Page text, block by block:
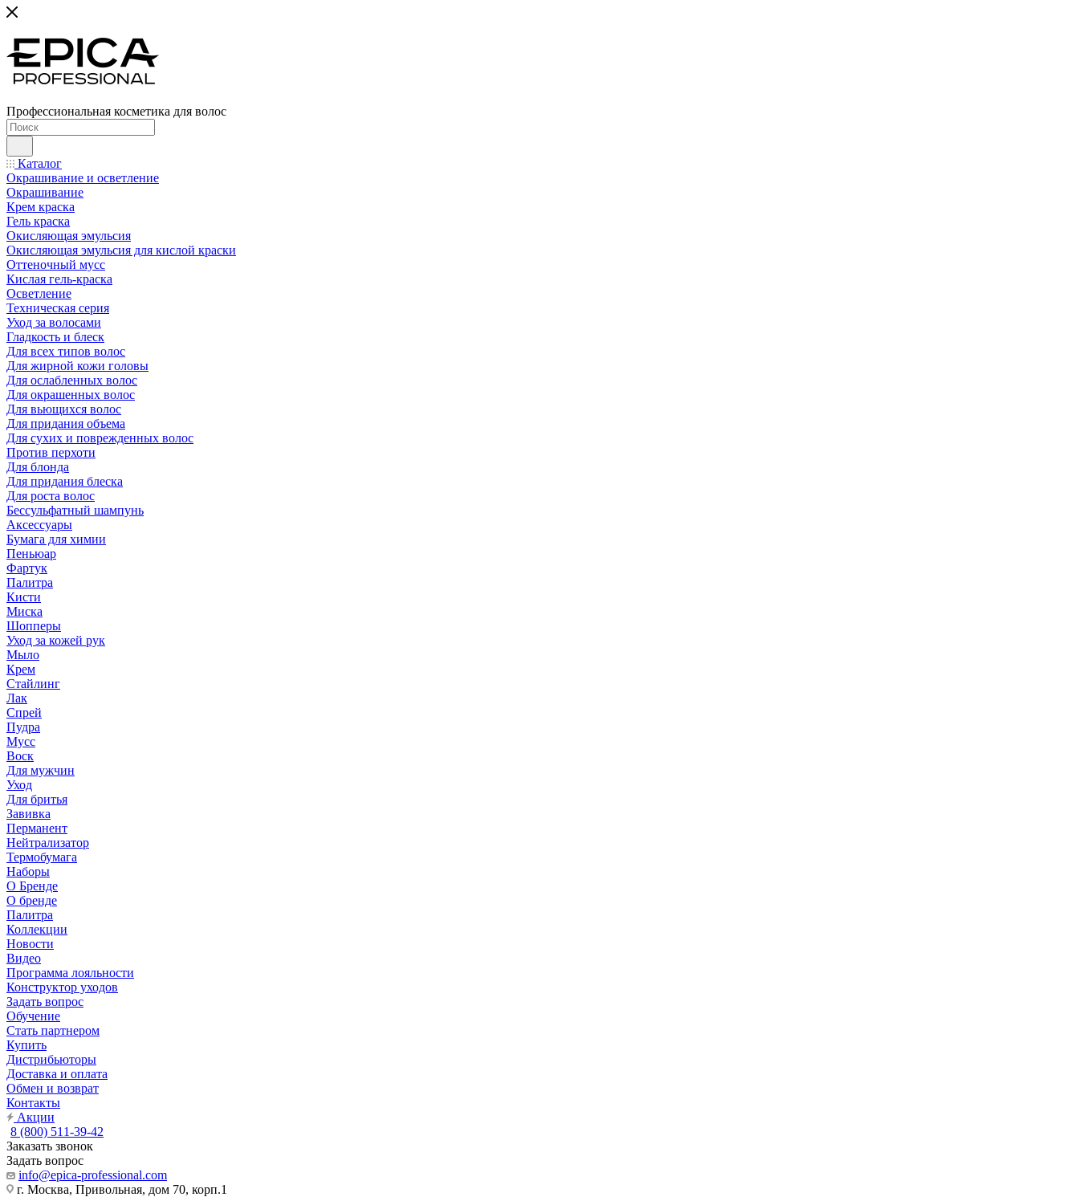
Профессиональная косметика для волос
Каталог
Окрашивание и осветление
Окрашивание
Крем краска
Гель краска
Окисляющая эмульсия
Окисляющая эмульсия для кислой краски
Оттеночный мусс
Кислая гель-краска
Осветление
Техническая серия
Уход за волосами
Гладкость и блеск
Для всех типов волос
Для жирной кожи головы
Для ослабленных волос
Для окрашенных волос
Для вьющихся волос
Для придания объема
Для сухих и поврежденных волос
Против перхоти
Для блонда
Для придания блеска
Для роста волос
Бессульфатный шампунь
Аксессуары
Бумага для химии
Пеньюар
Фартук
Палитра
Кисти
Миска
Шопперы
Уход за кожей рук
Мыло
Крем
Стайлинг
Лак
Спрей
Пудра
Мусс
Воск
Для мужчин
Уход
Для бритья
Завивка
Перманент
Нейтрализатор
Термобумага
Наборы
О Бренде
О бренде
Палитра
Коллекции
Новости
Видео
Программа лояльности
Конструктор уходов
Задать вопрос
Обучение
Стать партнером
Купить
Дистрибьюторы
Доставка и оплата
Обмен и возврат
Контакты
Акции
8 (800) 511-39-42
Заказать звонок
Задать вопрос
info@epica-professional.com
г. Москва, Привольная, дом 70, корп.1